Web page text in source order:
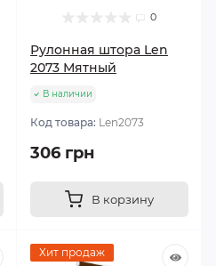
0
Рулонная штора Len
2073 Мятный
В наличии
Код товара: Len2073
306 грн
В корзину
Хит продаж